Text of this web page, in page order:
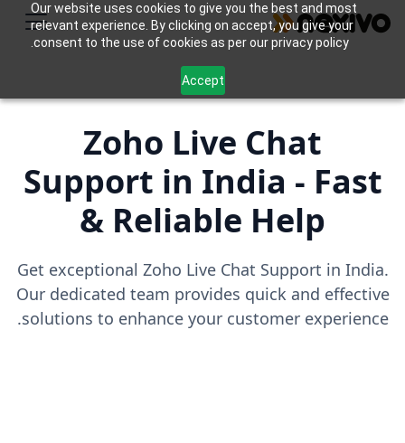
Our website uses cookies to give you the best and most
relevant experience. By clicking on accept, you give your
consent to the use of cookies as per our privacy policy.
Accept
Zoho Live Chat
Support in India - Fast
& Reliable Help
Get exceptional Zoho Live Chat Support in India.
Our dedicated team provides quick and effective
solutions to enhance your customer experience.